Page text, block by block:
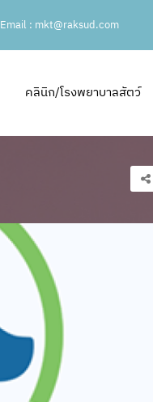
Email : mkt@raksud.com
คลินิก/โรงพยาบาลสัตว์